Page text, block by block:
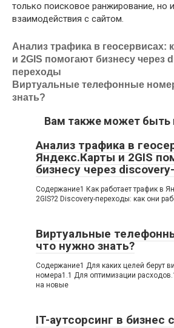
только поисковое ранжирование, но
взаимодействия с сайтом.
Анализ трафика в геосервисах:
и 2GIS помогают бизнесу через
переходы
Виртуальные телефонные
знать?
Вам также может быть
Анализ трафика в
Яндекс.Карты и 2GIS
бизнесу через
Содержание1 Как работает трафик в
2GIS?2 Discovery-переходы: как они
Виртуальные
что нужно знать?
Содержание1 Для каких целей берут
номера1.1 Для оптимизации
на новые
IT-аутсорсинг в бизнес